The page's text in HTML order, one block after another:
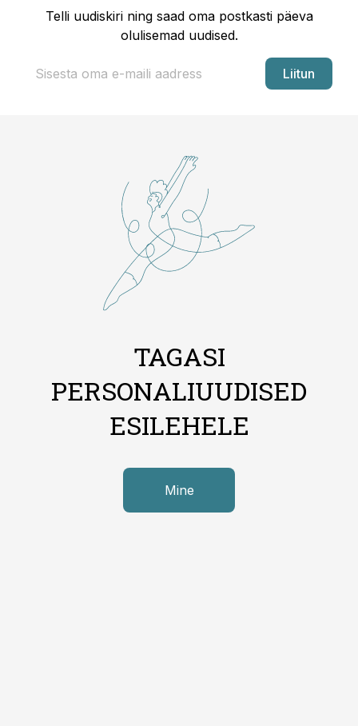
Telli uudiskiri ning saad oma postkasti päeva
olulisemad uudised.
Liitun
TAGASI
PERSONALIUUDISED
ESILEHELE
Mine